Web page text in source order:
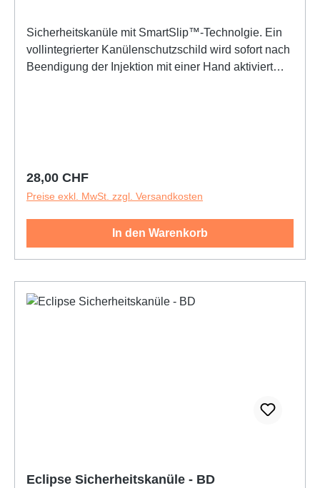
Sicherheitskanüle mit SmartSlip™-Technolgie. Ein
vollintegrierter Kanülenschutzschild wird sofort nach
Beendigung der Injektion mit einer Hand aktiviert
Regulärer Preis:
28,00 CHF
Preise exkl. MwSt. zzgl. Versandkosten
In den Warenkorb
Eclipse Sicherheitskanüle - BD